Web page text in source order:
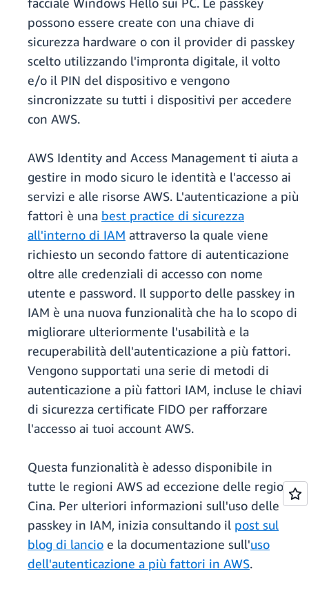
possono essere create con una chiave di
sicurezza hardware o con il provider di passkey
scelto utilizzando l'impronta digitale, il volto
e/o il PIN del dispositivo e vengono
sincronizzate su tutti i dispositivi per accedere
con AWS.
AWS Identity and Access Management ti aiuta a
gestire in modo sicuro le identità e l'accesso ai
servizi e alle risorse AWS. L'autenticazione a più
fattori è una best practice di sicurezza
all'interno di IAM attraverso la quale viene
richiesto un secondo fattore di autenticazione
oltre alle credenziali di accesso con nome
utente e password. Il supporto delle passkey in
IAM è una nuova funzionalità che ha lo scopo di
migliorare ulteriormente l'usabilità e la
recuperabilità dell'autenticazione a più fattori.
Vengono supportati una serie di metodi di
autenticazione a più fattori IAM, incluse le chiavi
di sicurezza certificate FIDO per rafforzare
l'accesso ai tuoi account AWS.
Questa funzionalità è adesso disponibile in
tutte le regioni AWS ad eccezione delle regioni
Cina. Per ulteriori informazioni sull'uso delle
passkey in IAM, inizia consultando il post sul
blog di lancio e la documentazione sull'uso
dell'autenticazione a più fattori in AWS.